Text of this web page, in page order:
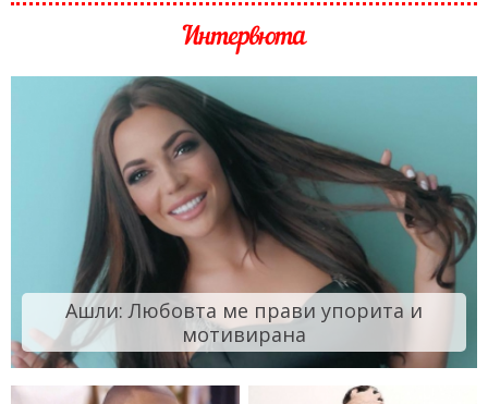
Интервюта
Ашли: Любовта ме прави упорита и
мотивирана